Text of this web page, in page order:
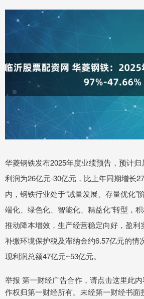
华菱钢铁发布2025年度业绩预告，预计
利润为26亿元-30亿元，比上年同期增长
内，钢铁行业处于“减量发展、存量优化”
端化、绿色化、智能化、精益化”转型，
推动降本增效，生产经营稳定向好，盈利
补缴环境保护税及滞纳金约6.57亿元的情
现利润总额47亿元~53亿元。
举报 第一财经广告合作，请点击这里此
作权归第一财经所有。未经第一财经书面